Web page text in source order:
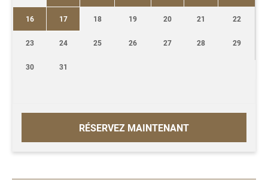
RÉSERVEZ MAINTENANT
16 17 18 19 20 21 22
23 24 25 26 27 28 29
30 31